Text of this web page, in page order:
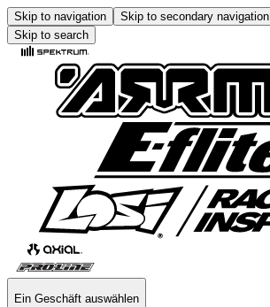
Skip to navigation Skip to secondary navigation
Skip to search
Ein Geschäft auswählen